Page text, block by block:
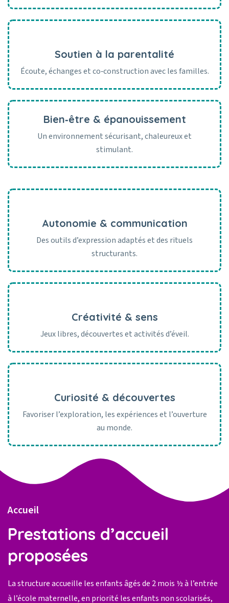
Soutien à la parentalité
Écoute, échanges et co‑construction avec les familles.
Bien‑être & épanouissement
Un environnement sécurisant, chaleureux et
stimulant.
Autonomie & communication
Des outils d’expression adaptés et des rituels
structurants.
Créativité & sens
Jeux libres, découvertes et activités d’éveil.
Curiosité & découvertes
Favoriser l’exploration, les expériences et l’ouverture
au monde.
Accueil
Prestations d’accueil
proposées
La structure accueille les enfants âgés de 2 mois ½ à l’entrée
à l’école maternelle, en priorité les enfants non scolarisés,